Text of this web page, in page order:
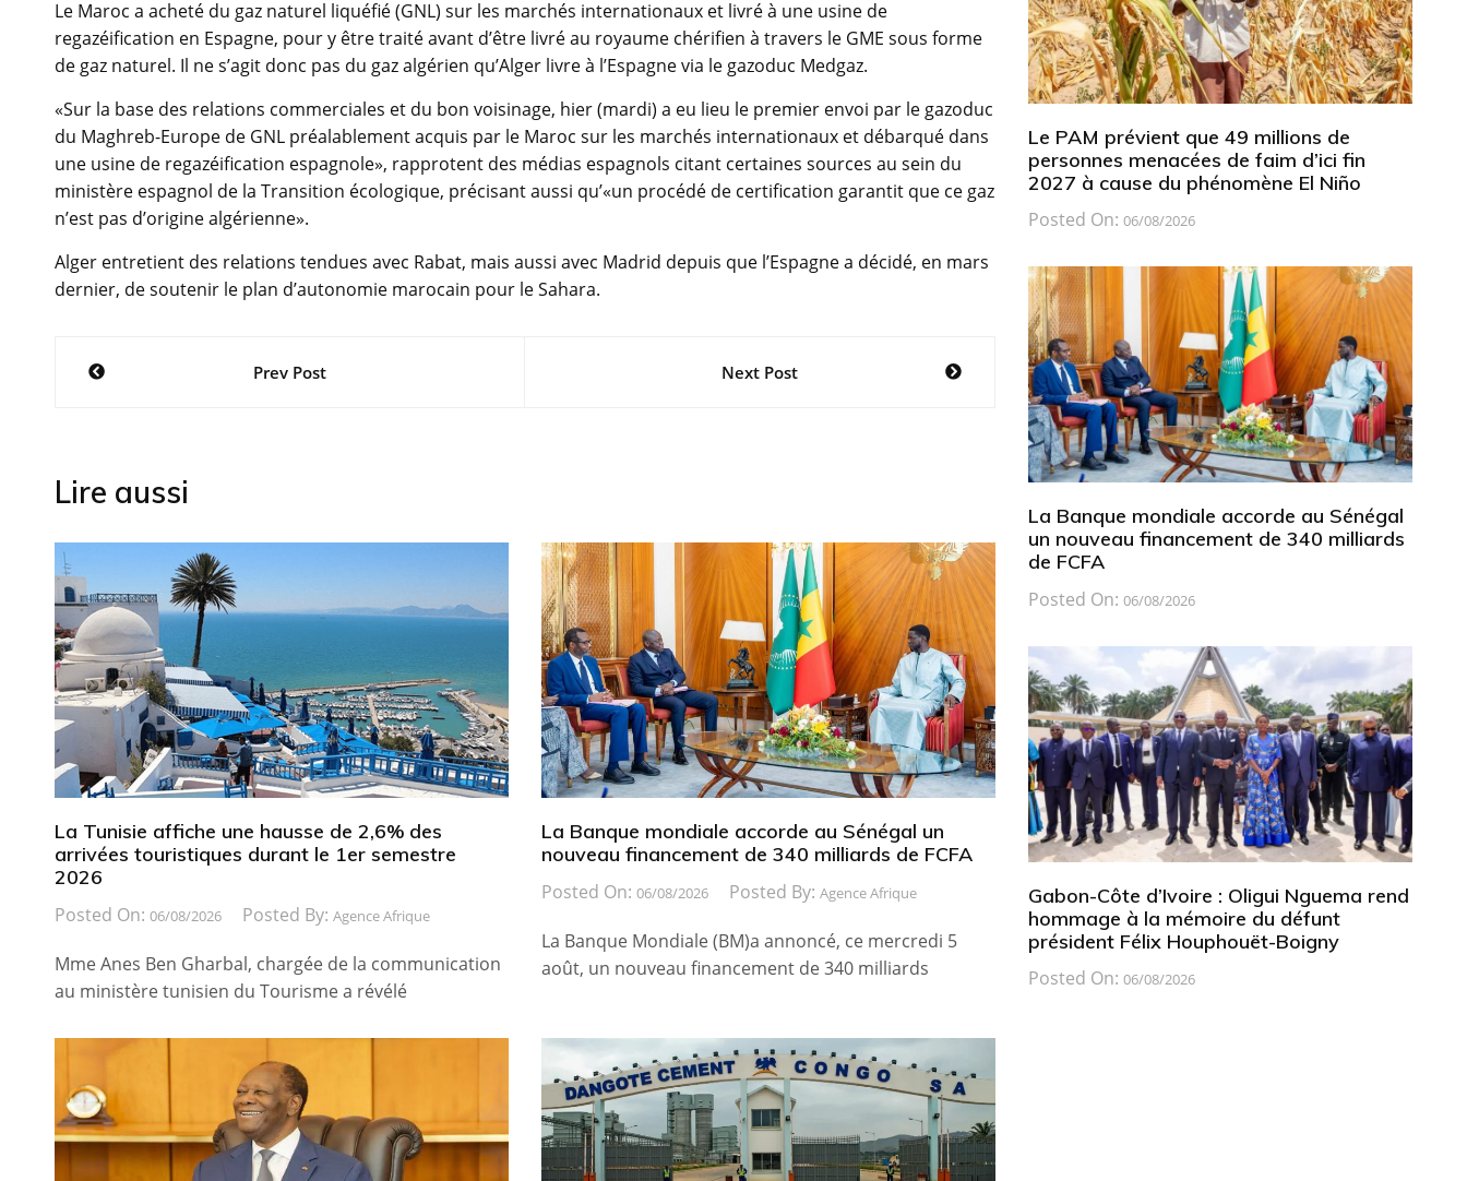
Le Maroc a acheté du gaz naturel liquéfié (GNL) sur les marchés internationaux et livré à une usine de
regazéification en Espagne, pour y être traité avant d’être livré au royaume chérifien à travers le GME sous forme
de gaz naturel. Il ne s’agit donc pas du gaz algérien qu’Alger livre à l’Espagne via le gazoduc Medgaz.
«Sur la base des relations commerciales et du bon voisinage, hier (mardi) a eu lieu le premier envoi par le gazoduc
du Maghreb-Europe de GNL préalablement acquis par le Maroc sur les marchés internationaux et débarqué dans
une usine de regazéification espagnole», rapprotent des médias espagnols citant certaines sources au sein du
ministère espagnol de la Transition écologique, précisant aussi qu’«un procédé de certification garantit que ce gaz
n’est pas d’origine algérienne».
Alger entretient des relations tendues avec Rabat, mais aussi avec Madrid depuis que l’Espagne a décidé, en mars
dernier, de soutenir le plan d’autonomie marocain pour le Sahara.
NavigationPrev Post Next Post
Lire aussi
La Tunisie affiche une hausse de 2,6% des
arrivées touristiques durant le 1er semestre
2026
Posted On: 06/08/2026 Posted By: Agence Afrique
Mme Anes Ben Gharbal, chargée de la communication
au ministère tunisien du Tourisme a révélé
La Banque mondiale accorde au Sénégal un
nouveau financement de 340 milliards de FCFA
Posted On: 06/08/2026 Posted By: Agence Afrique
La Banque Mondiale (BM)a annoncé, ce mercredi 5
août, un nouveau financement de 340 milliards
Le PAM prévient que 49 millions de
personnes menacées de faim d’ici fin
2027 à cause du phénomène El Niño
Posted On: 06/08/2026
La Banque mondiale accorde au Sénégal
un nouveau financement de 340 milliards
de FCFA
Posted On: 06/08/2026
Gabon-Côte d’Ivoire : Oligui Nguema rend
hommage à la mémoire du défunt
président Félix Houphouët-Boigny
Posted On: 06/08/2026